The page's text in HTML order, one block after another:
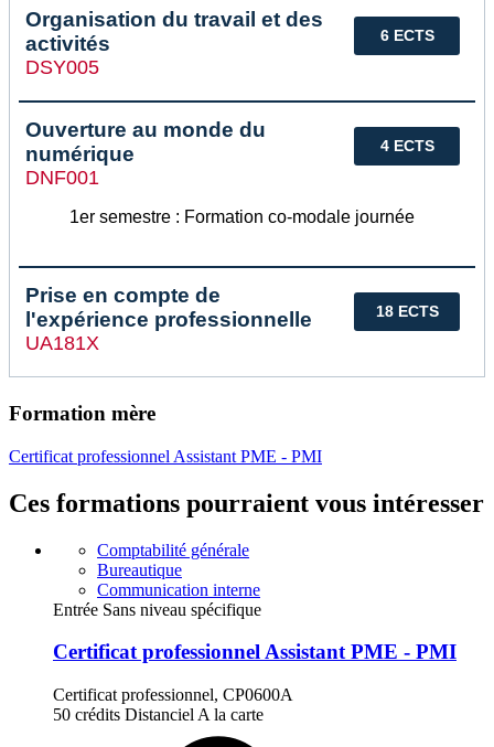
6 ECTS
Organisation du travail et des
activités
DSY005
4 ECTS
Ouverture au monde du
numérique
DNF001
1er semestre : Formation co-modale journée
18 ECTS
Prise en compte de
l'expérience professionnelle
UA181X
Formation mère
Certificat professionnel Assistant PME - PMI
Ces formations pourraient vous intéresser
Comptabilité générale
Bureautique
Communication interne
Entrée Sans niveau spécifique
Certificat professionnel Assistant PME - PMI
Certificat professionnel, CP0600A
50 crédits Distanciel A la carte